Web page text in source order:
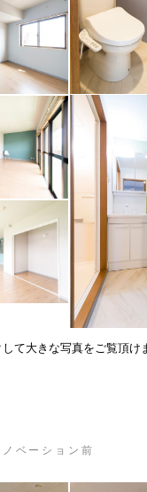
て大きな写真をご覧頂け
ベーション前